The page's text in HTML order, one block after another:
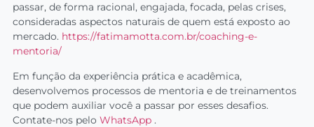
passar, de forma racional, engajada, focada, pelas crises,
consideradas aspectos naturais de quem está exposto ao
mercado. https://fatimamotta.com.br/coaching-e-
mentoria/
Em função da experiência prática e acadêmica,
desenvolvemos processos de mentoria e de treinamentos
que podem auxiliar você a passar por esses desafios.
Contate-nos pelo WhatsApp .